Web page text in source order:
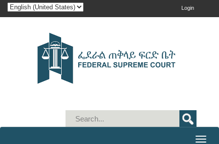
Login
Toggle